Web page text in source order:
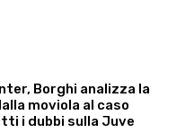
Borghi analizza la
moviola al caso
i dubbi sulla Juve